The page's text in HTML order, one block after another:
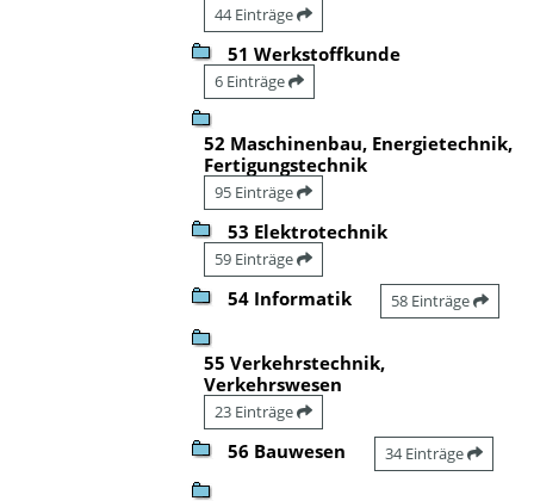
44 Einträge
51 Werkstoffkunde
6 Einträge
52 Maschinenbau, Energietechnik,
Fertigungstechnik
95 Einträge
53 Elektrotechnik
59 Einträge
54 Informatik 58 Einträge
55 Verkehrstechnik,
Verkehrswesen
23 Einträge
56 Bauwesen 34 Einträge